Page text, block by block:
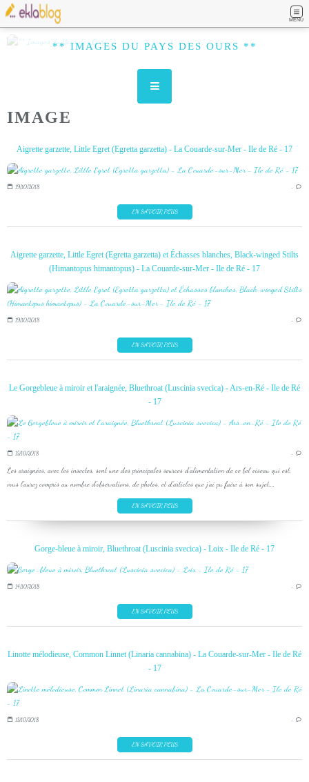
MENU
** IMAGES DU PAYS DES OURS **
IMAGE
Aigrette garzette, Little Egret (Egretta garzetta) - La Couarde-sur-Mer - Ile de Ré - 17
19/10/2018 …
EN SAVOIR PLUS
Aigrette garzette, Little Egret (Egretta garzetta) et Échasses blanches, Black-winged Stilts
(Himantopus himantopus) - La Couarde-sur-Mer - Ile de Ré - 17
19/10/2018 …
EN SAVOIR PLUS
Le Gorgebleue à miroir et l'araignée, Bluethroat (Luscinia svecica) - Ars-en-Ré - Ile de Ré
- 17
15/10/2018 …
Les araignées, avec les insectes, sont une des principales sources d'alimentation de ce bel oiseau qui est,
vous l'aurez compris au nombre d'observations, de photos, et d'articles que j'ai pu faire à son sujet,...
EN SAVOIR PLUS
Gorge-bleue à miroir, Bluethroat (Luscinia svecica) - Loix - Ile de Ré - 17
14/10/2018 …
EN SAVOIR PLUS
Linotte mélodieuse, Common Linnet (Linaria cannabina) - La Couarde-sur-Mer - Ile de Ré
- 17
13/10/2018 …
EN SAVOIR PLUS